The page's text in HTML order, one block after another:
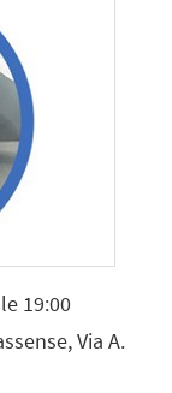
19:00
Via A.